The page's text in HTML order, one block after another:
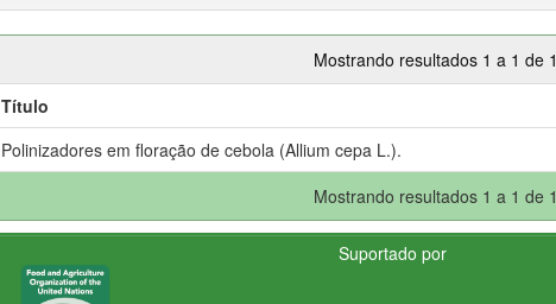
Mostrando resultados 1 a 1 de 1
Título
Polinizadores em floração de cebola (Allium cepa L.).
Mostrando resultados 1 a 1 de 1
Suportado por